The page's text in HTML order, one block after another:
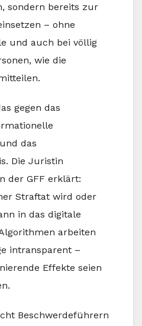
sondern bereits zur
– ohne
und auch bei völlig
wie die
gegen das
das
Die Juristin
der GFF erklärt:
Straftat wird oder
in das digitale
arbeiten
intransparent –
Effekte seien
Beschwerdeführern